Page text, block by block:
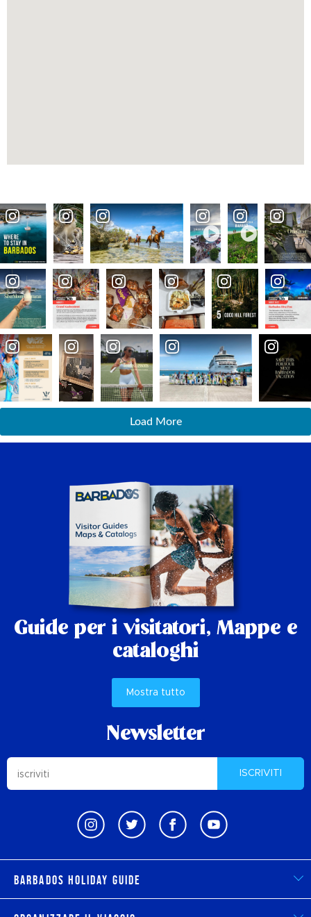
Load More
Guide per i visitatori, Mappe e
cataloghi
Mostra tutto
Newsletter
ISCRIVITI
Barbados Holiday Guide